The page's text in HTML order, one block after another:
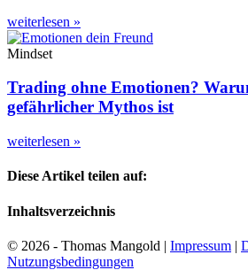
weiterlesen »
Mindset
Trading ohne Emotionen?
gefährlicher Mythos ist
weiterlesen »
Diese Artikel teilen auf:
Inhaltsverzeichnis
© 2026 - Thomas Mangold | Impressum |
Nutzungsbedingungen